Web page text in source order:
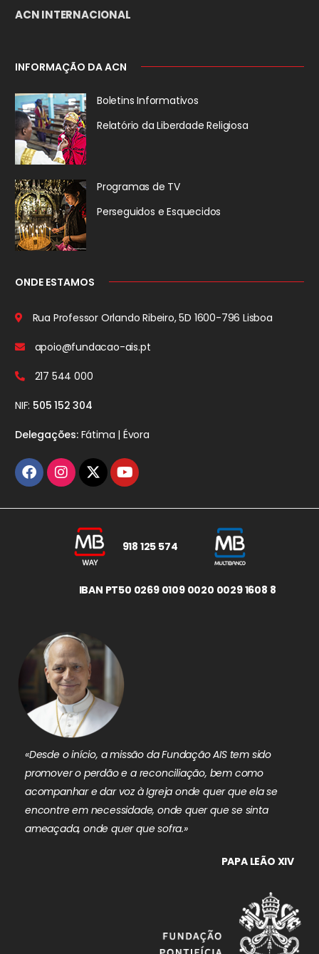
ACN INTERNACIONAL
INFORMAÇÃO DA ACN
Boletins Informativos
Relatório da Liberdade Religiosa
Programas de TV
Perseguidos e Esquecidos
ONDE ESTAMOS
Rua Professor Orlando Ribeiro, 5D 1600-796 Lisboa
apoio@fundacao-ais.pt
217 544 000
NIF: 505 152 304
Delegações:Fátima | Évora
918 125 574
IBAN PT50 0269 0109 0020 0029 1608 8
«Desde o início, a missão da Fundação AIS tem sido
promover o perdão e a reconciliação, bem como
acompanhar e dar voz à Igreja onde quer que ela se
encontre em necessidade, onde quer que se sinta
ameaçada, onde quer que sofra.»
PAPA LEÃO XIV